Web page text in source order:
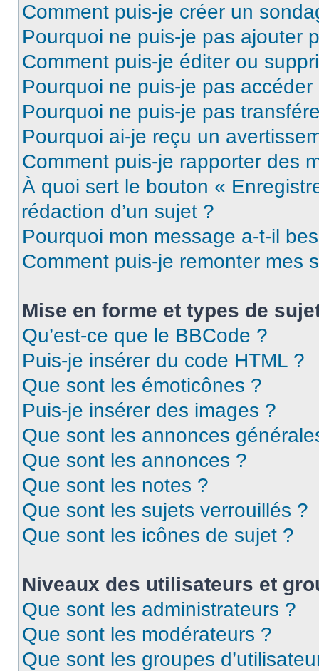
Comment puis-je créer un
Pourquoi ne puis-je pas ajouter
Comment puis-je éditer ou
Pourquoi ne puis-je pas
Pourquoi ne puis-je pas
Pourquoi ai-je reçu un
Comment puis-je rapporter des
À quoi sert le bouton «
rédaction d’un sujet ?
Pourquoi mon message a-t-il
Comment puis-je remonter mes
Mise en forme et types de
Qu’est-ce que le BBCode ?
Puis-je insérer du code HTML ?
Que sont les émoticônes ?
Puis-je insérer des images ?
Que sont les annonces
Que sont les annonces ?
Que sont les notes ?
Que sont les sujets verrouillés ?
Que sont les icônes de sujet ?
Niveaux des utilisateurs et
Que sont les administrateurs ?
Que sont les modérateurs ?
Que sont les groupes